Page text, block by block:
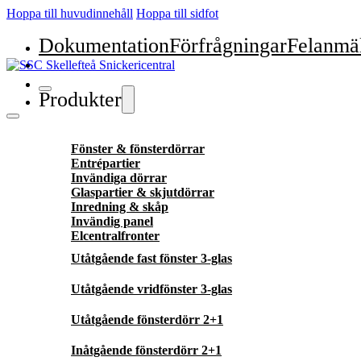
Hoppa till huvudinnehåll Hoppa till sidfot
DokumentationFörfrågningar
Produkter
Fönster & fönsterdörrar
Entrépartier
Invändiga dörrar
Glaspartier & skjutdörrar
Inredning & skåp
Invändig panel
Elcentralfronter
Utåtgående fast fönster 3-glas
Utåtgående vridfönster 3-glas
Utåtgående fönsterdörr 2+1
Inåtgående fönsterdörr 2+1